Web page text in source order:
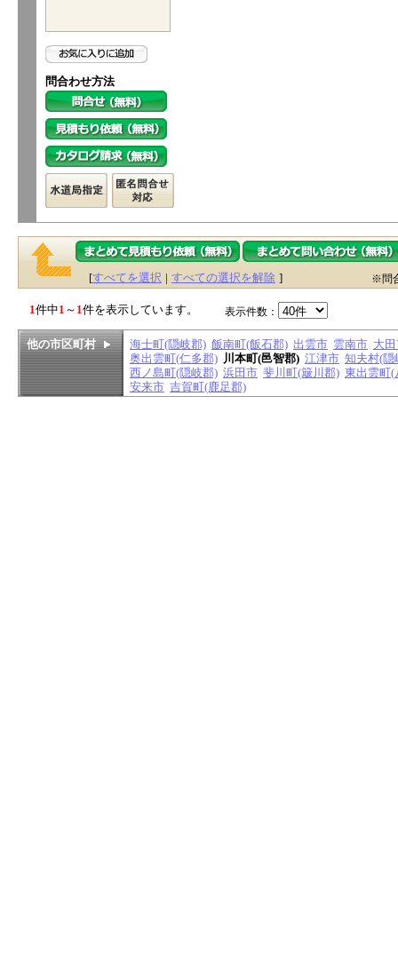
問合わせ方法
[すべてを選択 | すべての選択を解除 ] ※問
1件中1 ～ 1件を表示しています。 表示件数：
他の市区町村 海士町(隠岐郡) 飯南町(飯石郡) 出雲市 雲南市 大
奥出雲町(仁多郡) 川本町(邑智郡) 江津市 知夫村(隠
西ノ島町(隠岐郡) 浜田市 斐川町(簸川郡) 東出雲町(
安来市 吉賀町(鹿足郡)